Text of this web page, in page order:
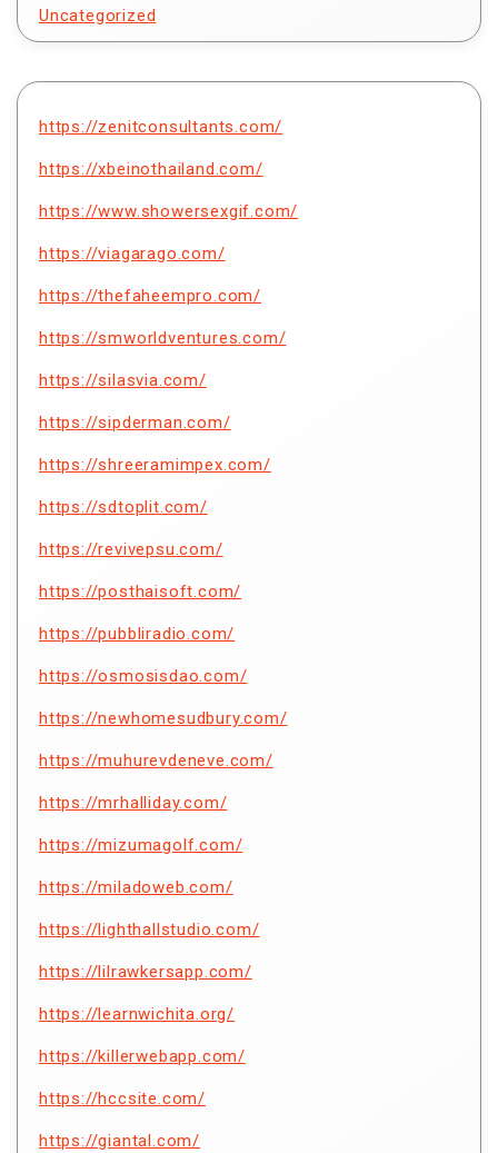
Uncategorized
https://zenitconsultants.com/
https://xbeinothailand.com/
https://www.showersexgif.com/
https://viagarago.com/
https://thefaheempro.com/
https://smworldventures.com/
https://silasvia.com/
https://sipderman.com/
https://shreeramimpex.com/
https://sdtoplit.com/
https://revivepsu.com/
https://posthaisoft.com/
https://pubbliradio.com/
https://osmosisdao.com/
https://newhomesudbury.com/
https://muhurevdeneve.com/
https://mrhalliday.com/
https://mizumagolf.com/
https://miladoweb.com/
https://lighthallstudio.com/
https://lilrawkersapp.com/
https://learnwichita.org/
https://killerwebapp.com/
https://hccsite.com/
https://giantal.com/